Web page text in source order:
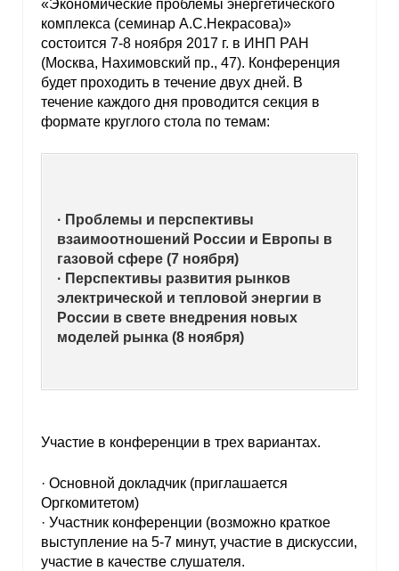
«Экономические проблемы энергетического
комплекса (семинар А.С.Некрасова)»
состоится 7-8 ноября 2017 г. в ИНП РАН
(Москва, Нахимовский пр., 47). Конференция
будет проходить в течение двух дней. В
течение каждого дня проводится секция в
формате круглого стола по темам:
· Проблемы и перспективы
взаимоотношений России и Европы в
газовой сфере (7 ноября)
· Перспективы развития рынков
электрической и тепловой энергии в
России в свете внедрения новых
моделей рынка (8 ноября)
Участие в конференции в трех вариантах.
· Основной докладчик (приглашается
Оргкомитетом)
· Участник конференции (возможно краткое
выступление на 5-7 минут, участие в дискуссии,
участие в качестве слушателя.